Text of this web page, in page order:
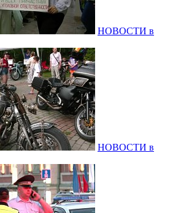
НОВОСТИ в
НОВОСТИ в